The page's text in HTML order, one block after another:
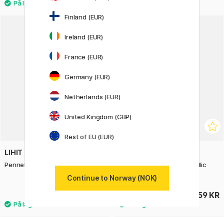
LIHIT LAB
Pennefutteral Aqua Drops Hvit
Super Ferby 10-sett metallic
359 KR
Finland (EUR)
Ireland (EUR)
France (EUR)
Germany (EUR)
Netherlands (EUR)
United Kingdom (GBP)
Rest of EU (EUR)
Continue to Norway (NOK)